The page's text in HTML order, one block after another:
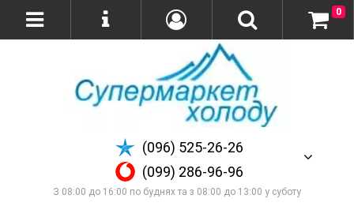
(096) 525-26-26
(099) 286-96-96
З 08:00 до 16:00 по буднях та з 08:00 до 13:00 у суботу
0